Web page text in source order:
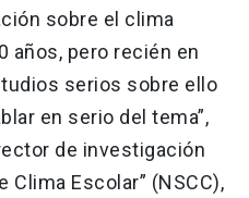
sobre el clima
años, pero recién en
serios sobre ello
en serio del tema”,
de investigación
Clima Escolar” (NSCC),